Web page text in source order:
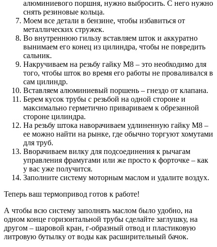
алюминиевого поршня, нужно выбросить. С него нужно
снять резиновые кольца.
Моем все детали в бензине, чтобы избавиться от
металлических стружек.
Во внутреннюю гильзу вставляем шток и аккуратно
вынимаем его конец из цилиндра, чтобы не повредить
сальник.
Накручиваем на резьбу гайку М8 – это необходимо для
того, чтобы шток во время его работы не проваливался в
сам цилиндр.
Вставляем алюминиевый поршень – гнездо от клапана.
Берем кусок трубы с резьбой на одной стороне и
максимально герметично привариваем к обрезанной
стороне цилиндра.
На резьбу штока наворачиваем удлиненную гайку М8 –
ее можно найти на рынке, где обычно торгуют хомутами
для труб.
Вворачиваем вилку для подсоединения к рычагам
управления фрамугами или же просто к форточке – как
у вас уже получится.
Заполните систему моторным маслом и удалите воздух.
Теперь ваш термопривод готов к работе!
А чтобы всю систему заполнять маслом было удобно, на
одном конце горизонтальной трубы сделайте заглушку, на
другом – шаровой кран, г-образный отвод и пластиковую
литровую бутылку от воды как расширительный бачок.